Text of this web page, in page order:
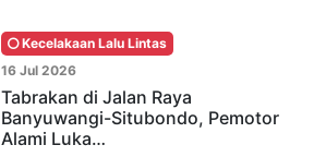
Kecelakaan Lalu Lintas
16 Jul 2026
Tabrakan di Jalan Raya
Banyuwangi-Situbondo, Pemotor
Alami Luka…